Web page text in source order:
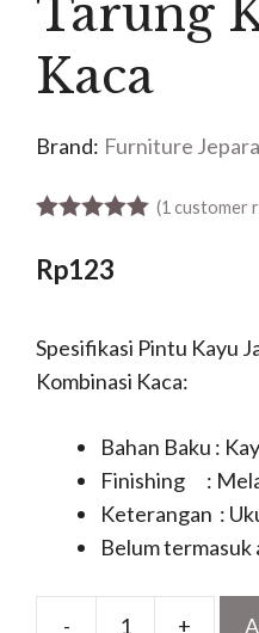
Tarung
Kaca
Brand: Furniture Jepara
(1 customer
Rp123
Spesifikasi Pintu Kayu
Kombinasi Kaca:
Bahan Baku :
Finishing :
Keterangan :
Belum termasuk
- +